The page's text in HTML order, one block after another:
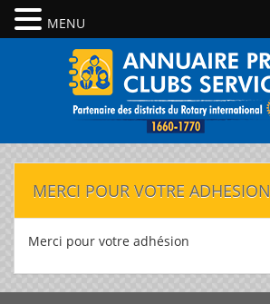
MERCI POUR VOTRE ADHESION
Merci pour votre adhésion
MENU